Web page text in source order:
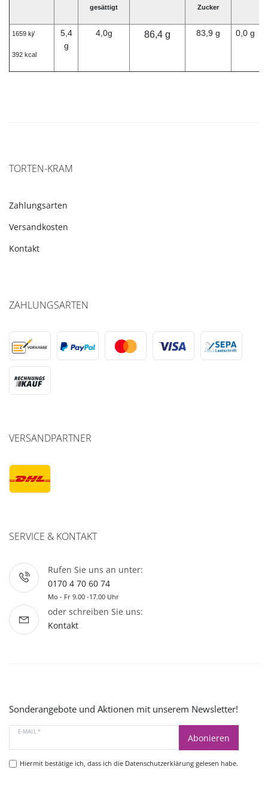
gesättigt
Zucker
1659 kj/
392 kcal
5,4
g
4,0g 86,4 g 83,9 g 0,0 g
TORTEN-KRAM
Zahlungsarten
Versandkosten
Kontakt
ZAHLUNGSARTEN
VERSANDPARTNER
SERVICE & KONTAKT
Rufen Sie uns an unter:
0170 4 70 60 74
Mo - Fr 9.00 -17.00 Uhr
oder schreiben Sie uns:
Kontakt
Sonderangebote und Aktionen mit unserem Newsletter!
E-MAIL *
Abonieren
Hiermit bestätige ich, dass ich die Datenschutzerklärunggelesen habe.